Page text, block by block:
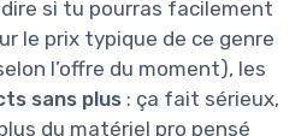
si tu pourras facilement
le prix typique de ce genre
l’offre du moment), les
sans plus : ça fait sérieux,
du matériel pro pensé